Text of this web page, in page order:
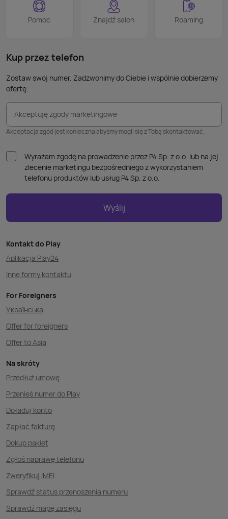
Pomoc Znajdź salon Roaming
Kup przez telefon
Zostaw swój numer. Zadzwonimy do Ciebie i wspólnie dobierzemy
ofertę.
Akceptuję zgody marketingowe
Akceptacja zgód jest konieczna abyśmy mogli się z Tobą skontaktować.
Wyrażam zgodę na prowadzenie przez P4 Sp. z o.o. lub na jej
zlecenie marketingu bezpośredniego z wykorzystaniem
telefonu produktów lub usług P4 Sp. z o.o.
Wyślij
Kontakt do Play
Aplikacja Play24
Inne formy kontaktu
For Foreigners
Українська
Offer for foreigners
Offer to Asia
Na skróty
Przedłuż umowę
Przenieś numer do Play
Doładuj konto
Zapłać fakturę
Dokup pakiet
Zgłoś naprawę telefonu
Zweryfikuj IMEI
Sprawdź status przenoszenia numeru
Sprawdź mapę zasięgu